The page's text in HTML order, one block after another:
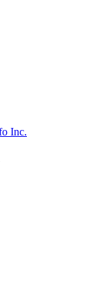
Inc.